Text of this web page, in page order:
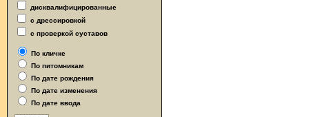
дисквалифицированные
с дрессировкой
с проверкой суставов
По кличке
По питомникам
По дате рождения
По дате изменения
По дате ввода